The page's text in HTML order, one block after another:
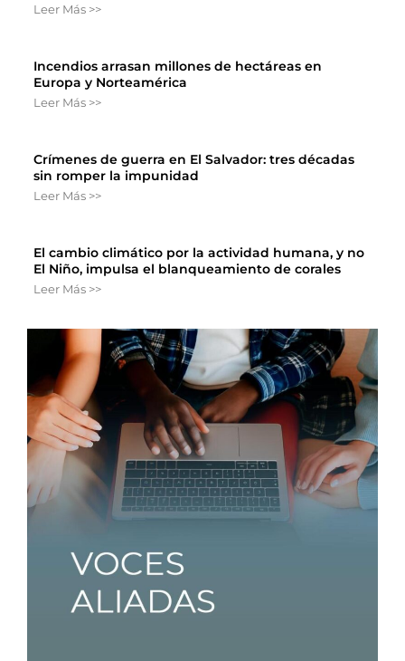
Leer Más >>
Incendios arrasan millones de hectáreas en
Europa y Norteamérica
Leer Más >>
Crímenes de guerra en El Salvador: tres décadas
sin romper la impunidad
Leer Más >>
El cambio climático por la actividad humana, y no
El Niño, impulsa el blanqueamiento de corales
Leer Más >>